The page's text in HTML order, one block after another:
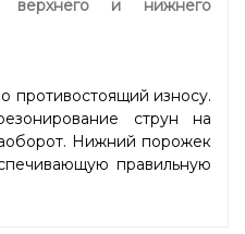
верхнего и нижнего
противостоящий износу.
струн на
Нижний порожек
правильную